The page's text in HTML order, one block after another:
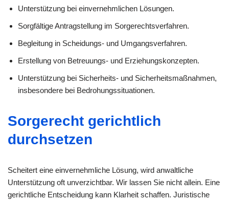
Unterstützung bei einvernehmlichen Lösungen.
Sorgfältige Antragstellung im Sorgerechtsverfahren.
Begleitung in Scheidungs- und Umgangsverfahren.
Erstellung von Betreuungs- und Erziehungskonzepten.
Unterstützung bei Sicherheits- und Sicherheitsmaßnahmen,
insbesondere bei Bedrohungssituationen.
Sorgerecht gerichtlich
durchsetzen
Scheitert eine einvernehmliche Lösung, wird anwaltliche
Unterstützung oft unverzichtbar. Wir lassen Sie nicht allein. Eine
gerichtliche Entscheidung kann Klarheit schaffen. Juristische